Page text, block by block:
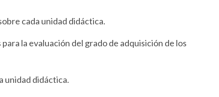
cada unidad didáctica.
la evaluación del grado de adquisición de los
unidad didáctica.